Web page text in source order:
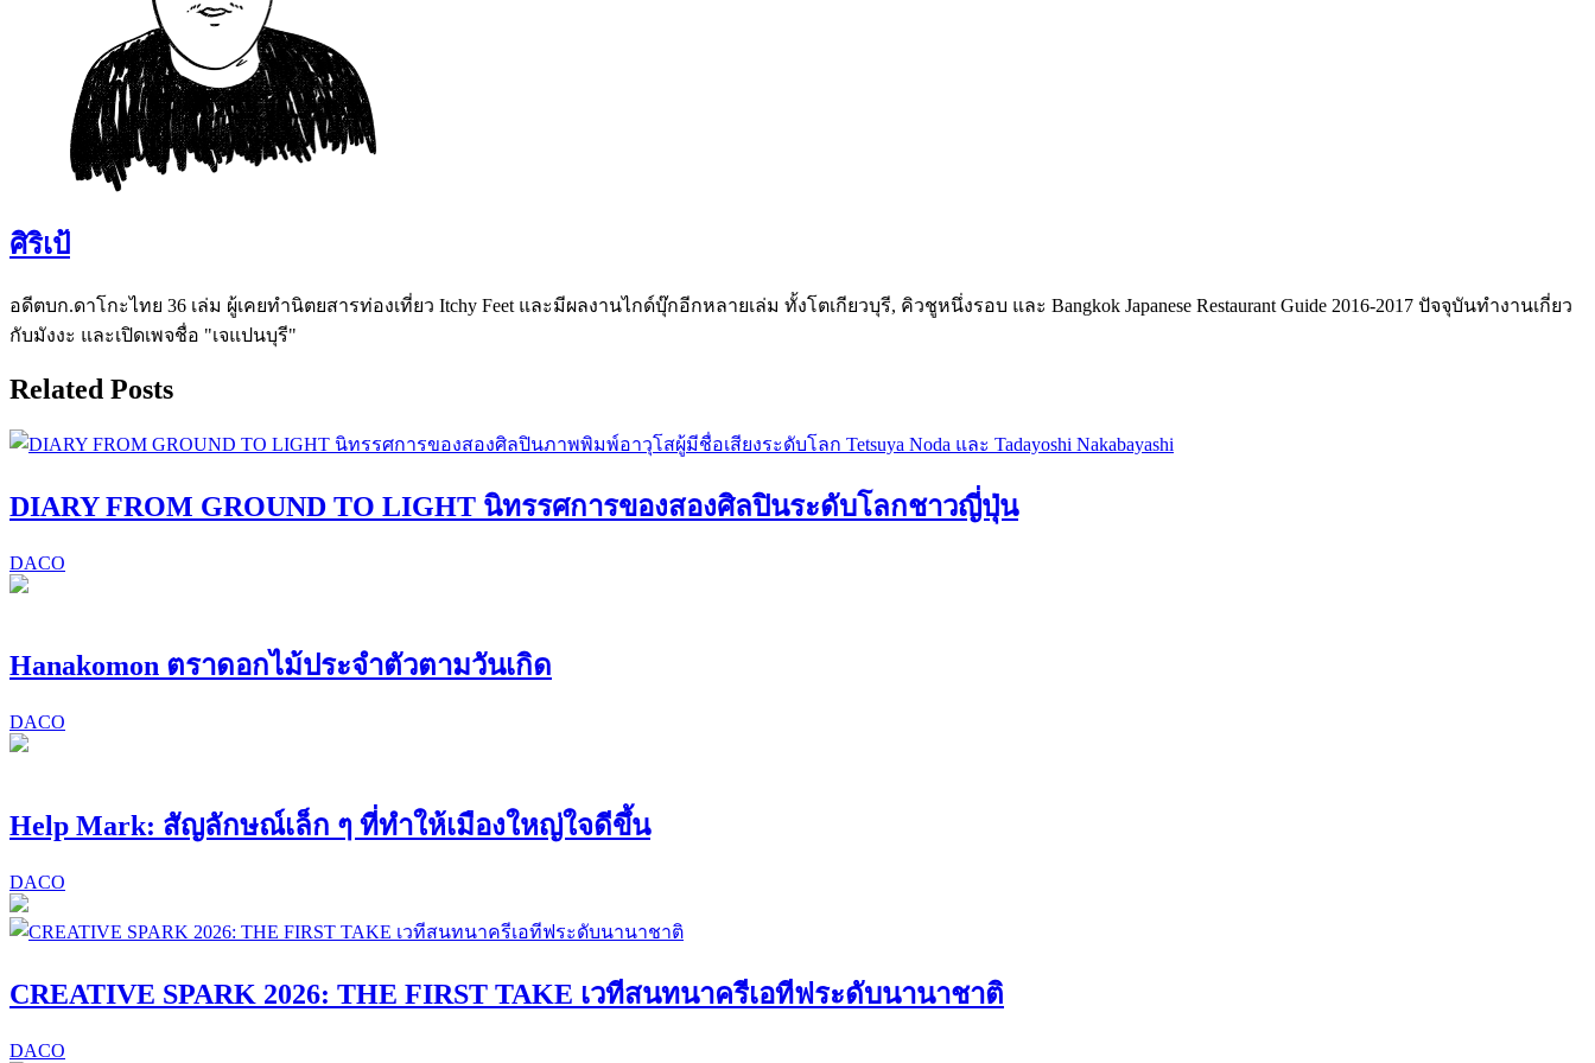
ศิริเป้
อดีตบก.ดาโกะไทย 36 เล่ม ผู้เคยทำนิตยสารท่องเที่ยว Itchy Feet และมีผลงานไกด์บุ๊กอีกหลายเล่ม ทั้งโตเกียวบุรี, คิวชูหนึ่งรอบ และ Bangkok Japanese Restaurant Guide 2016-2017 ปัจจุบันทำงานเกี่ยว
กับมังงะ และเปิดเพจชื่อ "เจแปนบุรี"
Related Posts
DIARY FROM GROUND TO LIGHT นิทรรศการของสองศิลปินระดับโลกชาวญี่ปุ่น
DACO
Hanakomon ตราดอกไม้ประจำตัวตามวันเกิด
DACO
Help Mark: สัญลักษณ์เล็ก ๆ ที่ทำให้เมืองใหญ่ใจดีขึ้น
DACO
CREATIVE SPARK 2026: THE FIRST TAKE เวทีสนทนาครีเอทีฟระดับนานาชาติ
DACO